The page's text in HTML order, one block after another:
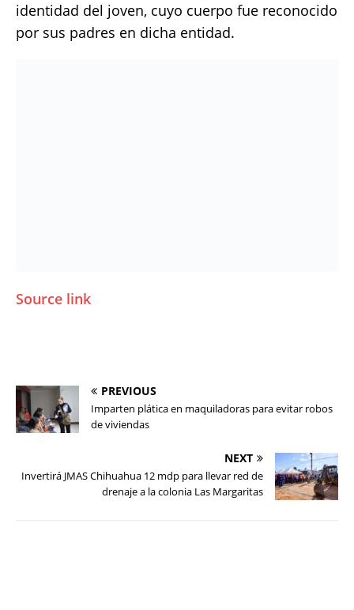
identidad del joven, cuyo cuerpo fue reconocido
por sus padres en dicha entidad.
Source link
PREVIOUS
Imparten plática en maquiladoras para evitar robos
de viviendas
NEXT
Invertirá JMAS Chihuahua 12 mdp para llevar red de
drenaje a la colonia Las Margaritas